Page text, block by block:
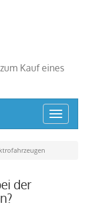
Kauf eines
Toggle
der